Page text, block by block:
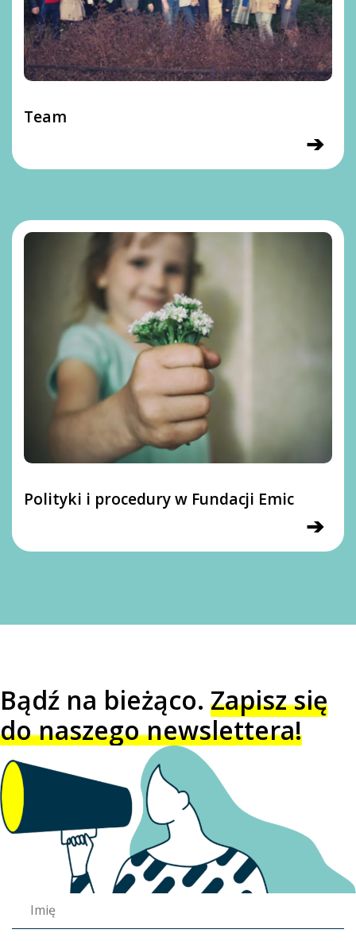
Team
➔
Polityki i procedury w Fundacji Emic
➔
Bądź na bieżąco. Zapisz się
do naszego newslettera!